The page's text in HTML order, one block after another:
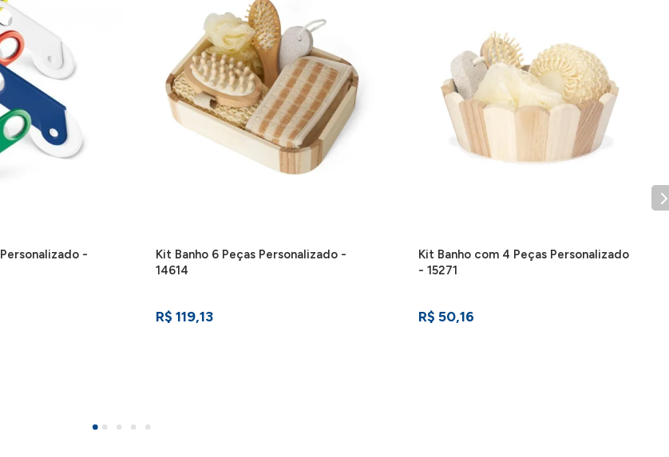
-
Kit Banho 6 Peças Personalizado -
14614
R$ 119,13
Kit Banho com 4 Peças Personalizado
- 15271
R$ 50,16